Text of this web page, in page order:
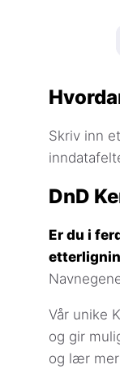
Skriv inn
DnD
Er du i
Vår unike
og gir
og lær mer